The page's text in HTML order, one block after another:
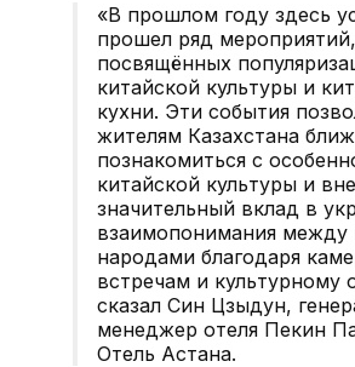
«В прошлом году здесь
прошел ряд мероприятий,
посвящённых
китайской культуры и
кухни. Эти события
жителям Казахстана
познакомиться с
китайской культуры и
значительный вклад в
взаимопонимания
народами благодаря
встречам и культурному
сказал Син Цзыдун,
менеджер отеля Пекин
Отель Астана.